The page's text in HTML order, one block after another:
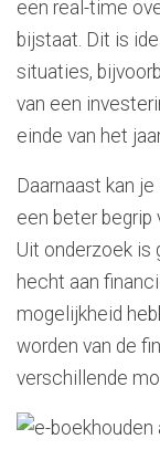
een real-time
bijstaat. Dit is
situaties,
van een
einde van het
Daarnaast kan
een beter begrip
Uit onderzoek is
hecht aan
mogelijkheid
worden van de
verschillende